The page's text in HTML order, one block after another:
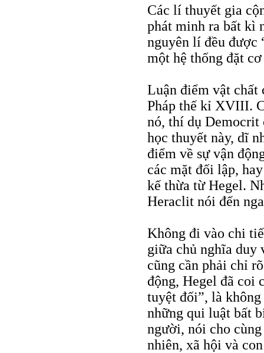
Các lí thuyết gia
phát minh ra bất kì
nguyên lí đều được
một hệ thống đặt
Luận điểm vật chất
Pháp thế kỉ XVIII.
nó, thí dụ Democrit
học thuyết này, dĩ
điểm về sự vận
các mặt đối lập,
kế thừa từ Hegel.
Heraclit nói đến
Không đi vào chi
giữa chủ nghĩa duy
cũng cần phải chỉ
động, Hegel đã coi
tuyệt đối”, là
những qui luật bất
người, nói cho
nhiên, xã hội và